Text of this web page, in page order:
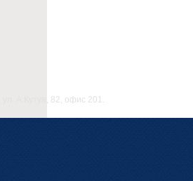
ул. А.Кутуя, 82, офис 201.